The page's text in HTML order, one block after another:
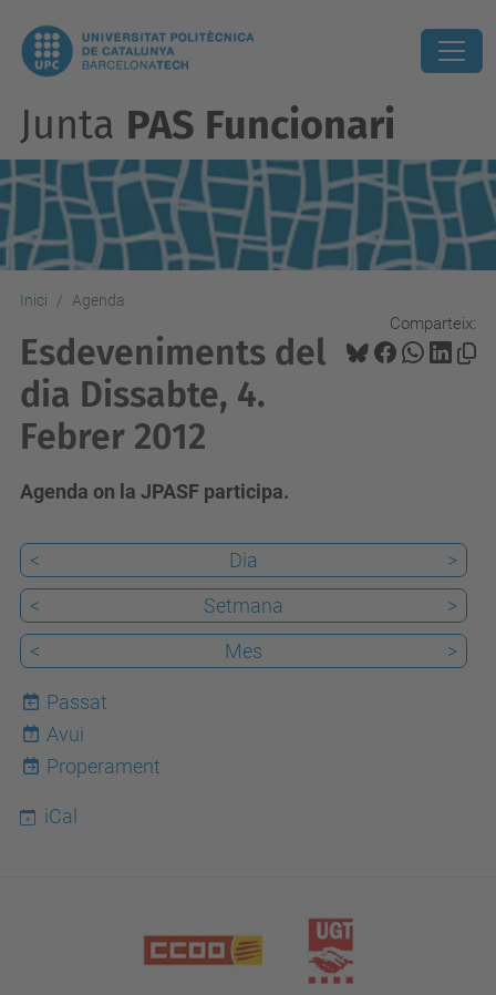
Junta PAS Funcionari
Inici Agenda
Comparteix:
Esdeveniments del
dia Dissabte, 4.
Febrer 2012
Agenda on la JPASF participa.
< Dia
>
<
Setmana
>
<
Mes >
Passat
7
Avui
Properament
iCal